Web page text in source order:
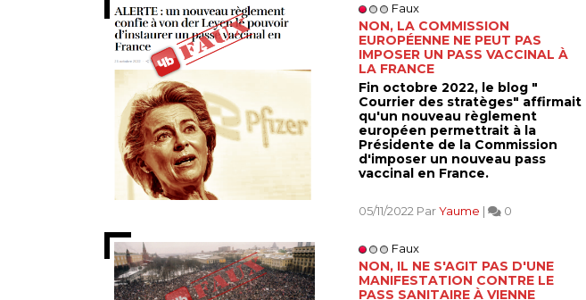
Faux
NON, LA COMMISSION
EUROPÉENNE NE PEUT PAS
IMPOSER UN PASS VACCINAL À
LA FRANCE
Fin octobre 2022, le blog "
Courrier des stratèges" affirmait
qu'un nouveau règlement
européen permettrait à la
Présidente de la Commission
d'imposer un nouveau pass
vaccinal en France.
05/11/2022 ParYaume | 0
Faux
NON, IL NE S'AGIT PAS D'UNE
MANIFESTATION CONTRE LE
PASS SANITAIRE À VIENNE